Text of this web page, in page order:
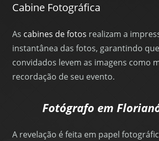
Cabine Fotográfica
As cabines de fotos realizam a
instantânea das fotos, garantindo
convidados levem as imagens como
recordação de seu evento.
Fotógrafo em
A revelação é feita em papel